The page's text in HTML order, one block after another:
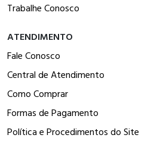
Trabalhe Conosco
ATENDIMENTO
Fale Conosco
Central de Atendimento
Como Comprar
Formas de Pagamento
Política e Procedimentos do Site